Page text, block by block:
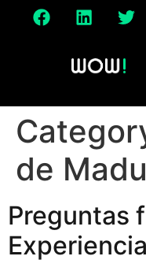
de
Preguntas